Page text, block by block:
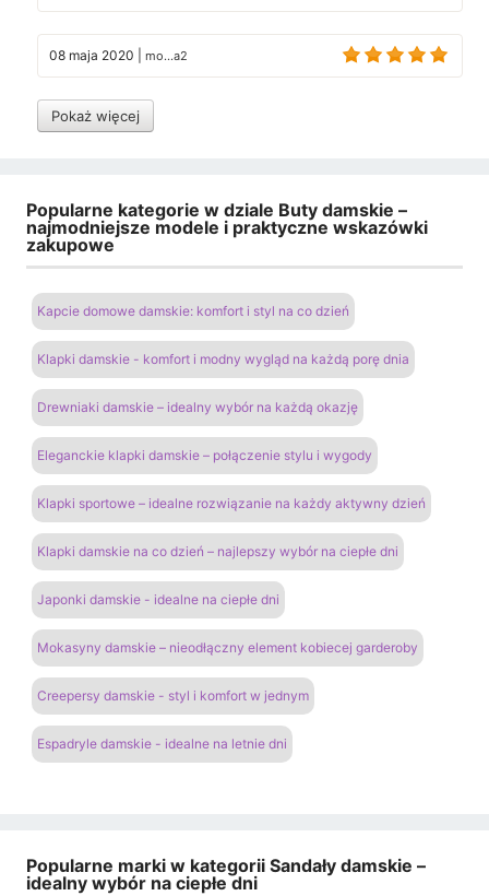
08 maja 2020 mo...a2
Pokaż więcej
Popularne kategorie w dziale Buty damskie –
najmodniejsze modele i praktyczne wskazówki
zakupowe
Kapcie domowe damskie: komfort i styl na co dzień
Klapki damskie - komfort i modny wygląd na każdą porę dnia
Drewniaki damskie – idealny wybór na każdą okazję
Eleganckie klapki damskie – połączenie stylu i wygody
Klapki sportowe – idealne rozwiązanie na każdy aktywny dzień
Klapki damskie na co dzień – najlepszy wybór na ciepłe dni
Japonki damskie - idealne na ciepłe dni
Mokasyny damskie – nieodłączny element kobiecej garderoby
Creepersy damskie - styl i komfort w jednym
Espadryle damskie - idealne na letnie dni
Popularne marki w kategorii Sandały damskie –
idealny wybór na ciepłe dni